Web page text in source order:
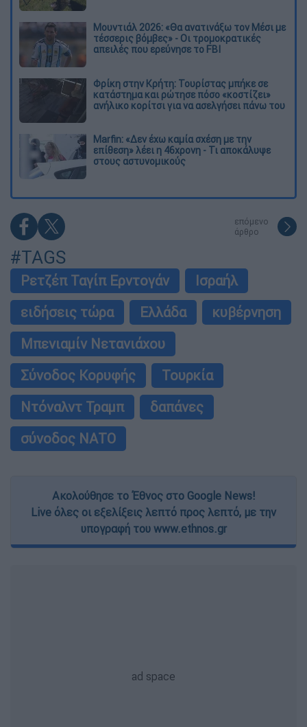
Μουντιάλ 2026: «Θα ανατινάξω τον Μέσι με
τέσσερις βόμβες» - Οι τρομοκρατικές
απειλές που ερεύνησε το FBI
Φρίκη στην Κρήτη: Τουρίστας μπήκε σε
κατάστημα και ρώτησε πόσο «κοστίζει»
ανήλικο κορίτσι για να ασελγήσει πάνω του
Marfin: «Δεν έχω καμία σχέση με την
επίθεση» λέει η 46χρονη - Τι αποκάλυψε
στους αστυνομικούς
επόμενο
άρθρο
#TAGS
Ρετζέπ Ταγίπ Ερντογάν
Ισραήλ
ειδήσεις τώρα
Ελλάδα
κυβέρνηση
Μπενιαμίν Νετανιάχου
Σύνοδος Κορυφής
Τουρκία
Ντόναλντ Τραμπ
δαπάνες
σύνοδος ΝΑΤΟ
Ακολούθησε το Έθνος στο Google News!
Live όλες οι εξελίξεις λεπτό προς λεπτό, με την
υπογραφή του www.ethnos.gr